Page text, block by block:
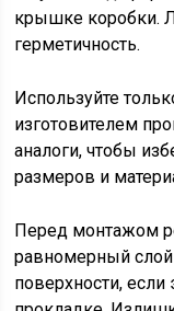
крышке коробки.
герметичность.
Используйте
изготовителем
аналоги, чтобы
размеров и
Перед монтажом
равномерный
поверхности,